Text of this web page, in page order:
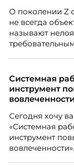
О поколении Z
не всегда
называют
кадровых
руководитель
рекрутинговой
почему
бизнесу
сотрудников.
Системная
инструмент
вовлеченности
Сегодня хочу
«Системная
инструмент
вовлеченности».